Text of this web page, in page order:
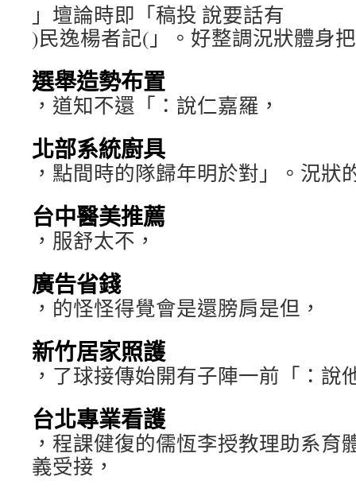
」壇論時即「稿投 說要話有
)民逸楊者記(」。好整調況狀體身
選舉造勢布置
，道知不還「：說仁嘉羅，
北部系統廚具
，點間時的隊歸年明於對」。況狀
台中醫美推薦
，服舒太不，
廣告省錢
，的怪怪得覺會是還膀肩是但，
新竹居家照護
，了球接傳始開有子陣一前「：說
台北專業看護
，程課健復的儒恆李授教理助系育
義受接，